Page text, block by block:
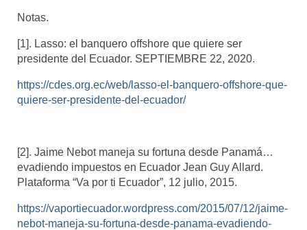
Notas.
[1]. Lasso: el banquero offshore que quiere ser
presidente del Ecuador. SEPTIEMBRE 22, 2020.
https://cdes.org.ec/web/lasso-el-banquero-offshore-que-
quiere-ser-presidente-del-ecuador/
[2]. Jaime Nebot maneja su fortuna desde Panamá…
evadiendo impuestos en Ecuador Jean Guy Allard.
Plataforma “Va por ti Ecuador”, 12 julio, 2015.
https://vaportiecuador.wordpress.com/2015/07/12/jaime-
nebot-maneja-su-fortuna-desde-panama-evadiendo-